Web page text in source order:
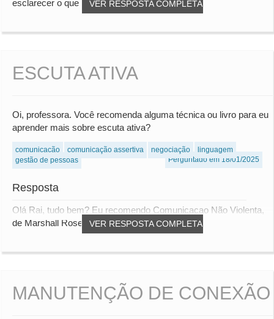
VER RESPOSTA COMPLETA
esclarecer o que precisa, agradeço. Um...
ESCUTA ATIVA
Oi, professora. Você recomenda alguma técnica ou livro para eu
aprender mais sobre escuta ativa?
comunicação comunicação assertiva negociação
linguagem
gestão de pessoas
Perguntado em 18/01/2025
Resposta
VER RESPOSTA COMPLETA
Olá Rai, tudo bem? Eu recomendo Comunicaçao Não Violenta,
de Marshall Rosenberg, que trata da esc...
MANUTENÇÃO DE CONEXÃO